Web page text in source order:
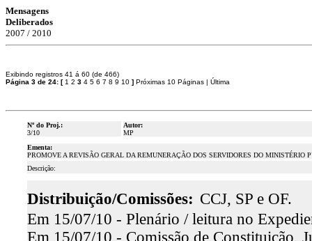
Mensagens
Deliberados
2007 / 2010
Exibindo registros 41 á 60 (de 466)
Página 3 de 24: [ 1 2 3 4 5 6 7 8 9 10 ] Próximas 10 Páginas | Última
Nº do Proj.:
3/10
Autor:
MP
Ementa:
PROMOVE A REVISÃO GERAL DA REMUNERAÇÃO DOS SERVIDORES DO
Descrição:
Distribuição/Comissões: CCJ, SP e OF.
Em 15/07/10 - Plenário / leitura no
Em 15/07/10 - Comissão de Constituição,